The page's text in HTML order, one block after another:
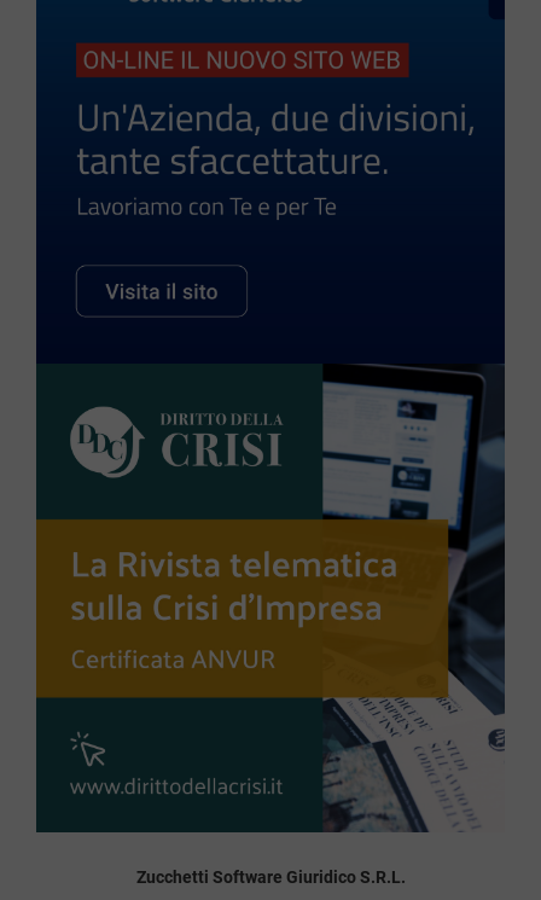
Zucchetti Software Giuridico S.R.L.